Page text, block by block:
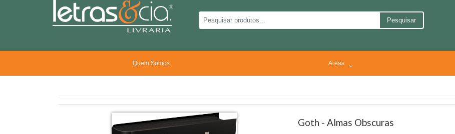
Pesquisar
Quem Somos Areas
Goth - Almas Obscuras